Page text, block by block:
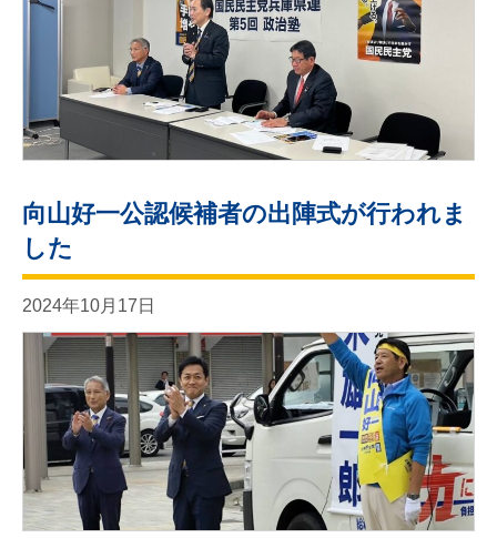
向山好一公認候補者の出陣式が行われま
した
2024年10月17日